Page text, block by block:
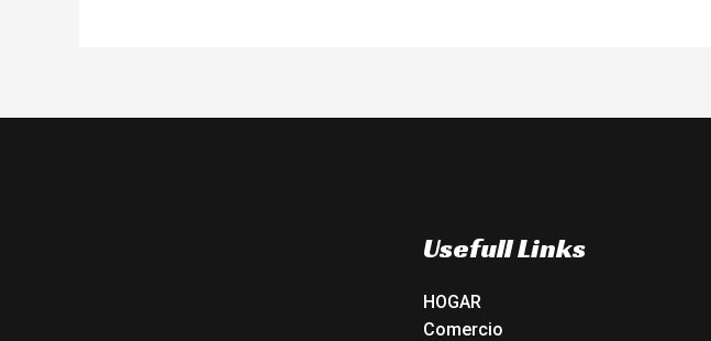
Usefull Links
HOGAR
Comercio